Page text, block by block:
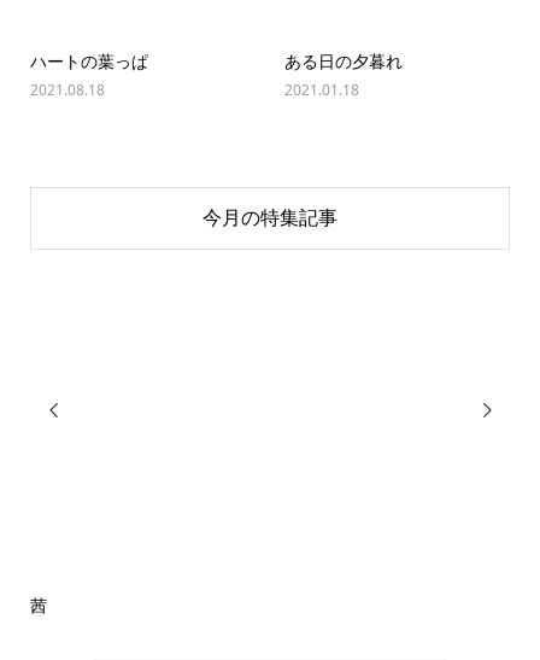
ハートの葉っぱ
2021.08.18
ある日の夕暮れ
2021.01.18
今月の特集記事

茜
